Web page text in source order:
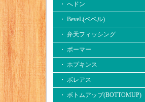
・ へドン
・ BeveL(ベベル)
・ 弁天フィッシング
・ ボーマー
・ ホプキンス
・ ボレアス
・ ボトムアップ(BOTTOMUP)